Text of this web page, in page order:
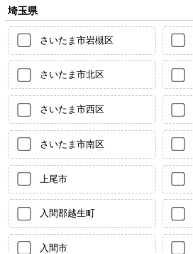
埼玉県
さいたま市岩槻区
さいたま市北区
さいたま市西区
さいたま市南区
上尾市
入間郡越生町
入間市